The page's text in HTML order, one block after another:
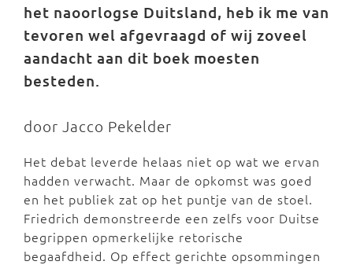
het naoorlogse Duitsland, heb ik me van
tevoren wel afgevraagd of wij zoveel
aandacht aan dit boek moesten
besteden.
door Jacco Pekelder
Het debat leverde helaas niet op wat we ervan
hadden verwacht. Maar de opkomst was goed
en het publiek zat op het puntje van de stoel.
Friedrich demonstreerde een zelfs voor Duitse
begrippen opmerkelijke retorische
begaafdheid. Op effect gerichte opsommingen